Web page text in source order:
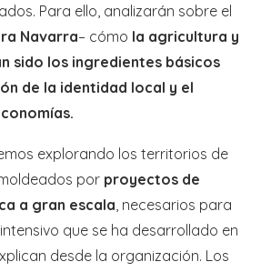
Para ello, analizarán sobre el
Navarra– cómo la agricultura y
sido los ingredientes básicos
de la identidad local y el
explorando los territorios de
por proyectos de
a gran escala , necesarios para
que se ha desarrollado en
desde la organización. Los